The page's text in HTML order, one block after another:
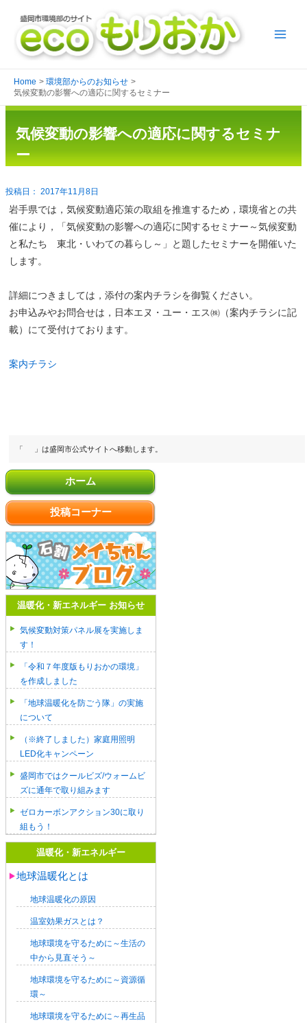
Home
環境部からのお知らせ
気候変動の影響への適応に関するセミナー
ホーム
投稿コーナー
温暖化・新エネルギー お知らせ
気候変動対策パネル展を実施しま
す！
「令和７年度版もりおかの環境」
を作成しました
「地球温暖化を防ごう隊」の実施
について
（※終了しました）家庭用照明
LED化キャンペーン
盛岡市ではクールビズ/ウォームビ
ズに通年で取り組みます
ゼロカーボンアクション30に取り
組もう！
温暖化・新エネルギー
地球温暖化とは
地球温暖化の原因
温室効果ガスとは？
地球環境を守るために～生活の
中から見直そう～
地球環境を守るために～資源循
環～
地球環境を守るために～再生品
気候変動の影響への適応に関するセミナ
ー
2017年11月8日
岩手県では，気候変動適応策の取組を推進するため，環境省との共
催により，「気候変動の影響への適応に関するセミナー～気候変動
と私たち 東北・いわての暮らし～」と題したセミナーを開催いた
します。
詳細につきましては，添付の案内チラシを御覧ください。
お申込みやお問合せは，日本エヌ・ユー・エス㈱（案内チラシに記
載）にて受付けております。
案内チラシ
「 」は盛岡市公式サイトへ移動します。